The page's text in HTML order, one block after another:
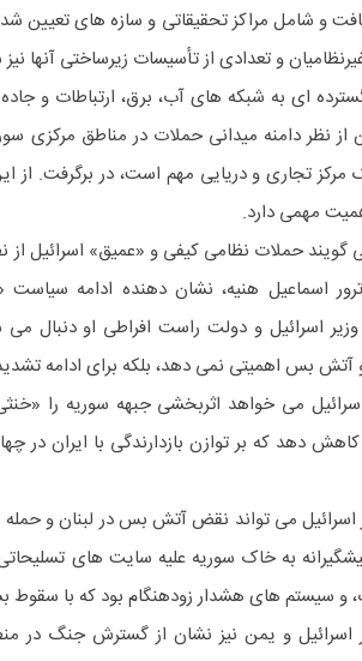
و شامل مراکز تحقیقاتی و سازه های تعیین
و تعدادی از تأسیسات زیرساختی آنها
ای به شبکه های آب، برق، ارتباطات و
از نظر دامنه میدانی حملات در مناطق
تجاری و دریایی مهم است، در برگرفت. از
مهمی دارد.
حملات نظامی کیفی و «عمیق» اسرائیل از
اسماعیل هنیه، نشان دهنده ادامه
اسرائیل و دولت راست افراطی او دنبال
و آتش بس اهمیتی نمی دهد، بلکه برای ادامه
می خواهد اثربخشی جبهه سوریه را
دهد که بر توازن بازدارندگی با ایران در
اسرائیل می تواند نقض آتش بس در لبنان و حمله
به خاک سوریه علیه سایت های
و سیستم های هشدار زودهنگام بود که با
اسرائیل و یمن نیز نشان از گسترش جنگ در